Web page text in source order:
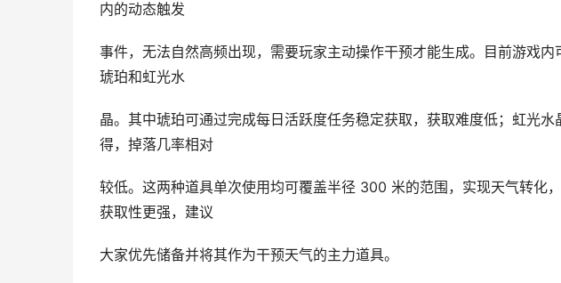
内的动态触发
事件，无法自然高频出现，需要玩家主动操作干预才能生成。目前游戏
琥珀和虹光水
晶。其中琥珀可通过完成每日活跃度任务稳定获取，获取难度低；虹光
得，掉落几率相对
较低。这两种道具单次使用均可覆盖半径 300 米的范围，实现天气转化
获取性更强，建议
大家优先储备并将其作为干预天气的主力道具。